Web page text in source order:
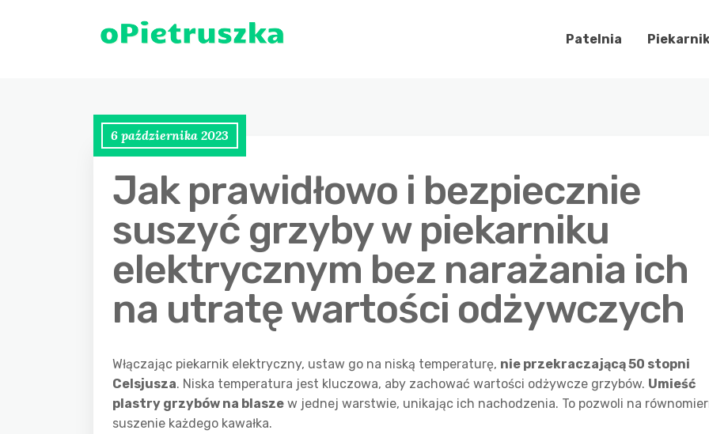
Patelnia
6 października 2023
Jak prawidłowo i bezpiecznie
suszyć grzyby w piekarniku
elektrycznym bez narażania ich
na utratę wartości odżywczych
Włączając piekarnik elektryczny, ustaw go na niską temperaturę, nie przekraczającą 50 stopni
Celsjusza. Niska temperatura jest kluczowa, aby zachować wartości odżywcze grzybów. Umieść
plastry grzybów na blasze w jednej warstwie, unikając ich nachodzenia. To pozwoli na
suszenie każdego kawałka.